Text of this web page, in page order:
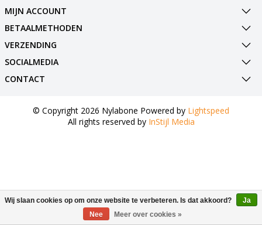
MIJN ACCOUNT
BETAALMETHODEN
VERZENDING
SOCIALMEDIA
CONTACT
© Copyright 2026 Nylabone Powered by Lightspeed
All rights reserved by InStijl Media
Wij slaan cookies op om onze website te verbeteren. Is dat akkoord?
Ja
Nee
Meer over cookies »